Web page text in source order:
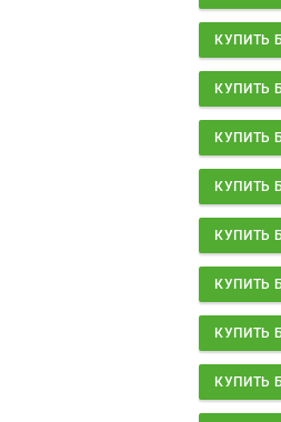
КУПИТЬ
КУПИТЬ
КУПИТЬ
КУПИТЬ
КУПИТЬ
КУПИТЬ
КУПИТЬ
КУПИТЬ